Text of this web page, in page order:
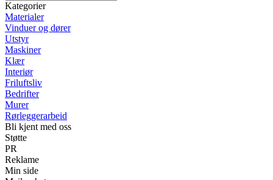
Kategorier
Materialer
Vinduer og dører
Utstyr
Maskiner
Klær
Interiør
Friluftsliv
Bedrifter
Murer
Rørleggerarbeid
Bli kjent med oss
Støtte
PR
Reklame
Min side